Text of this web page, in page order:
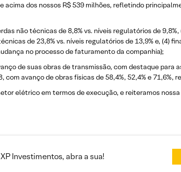
acima dos nossos R$ 539 milhões, refletindo
não técnicas de 8,8% vs. níveis regulatórios de
de 23,8% vs. níveis regulatórios de 13,9% e, (4)
no processo de faturamento da companhia);
de suas obras de transmissão, com destaque para
avanço de obras físicas de 58,4%, 52,4% e 71,6%,
elétrico em termos de execução, e reiteramos
Investimentos, abra a sua!